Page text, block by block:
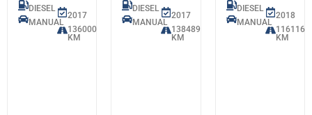
DIESEL
MANUAL
2017
136000
KM
DIESEL
MANUAL
2017
138489
KM
DIESEL
MANUAL
2018
116116
KM